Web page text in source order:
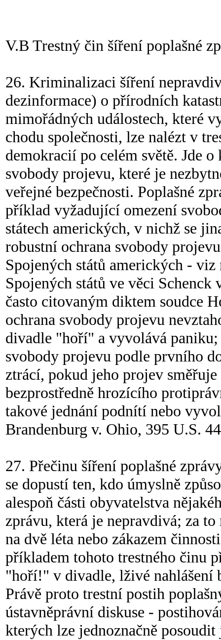
V.B Trestný čin šíření poplašné
26. Kriminalizaci šíření
dezinformace) o přírodních
mimořádných událostech, které
chodu společnosti, lze nalézt v
demokracií po celém světě. Jde
svobody projevu, které je
veřejné bezpečnosti. Poplašné
příklad vyžadující omezení
státech amerických, v nichž se
robustní ochrana svobody
Spojených států amerických -
Spojených států ve věci Schenck
často citovaným diktem soudce
ochrana svobody projevu
divadle "hoří" a vyvolává
svobody projevu podle prvního
ztrácí, pokud jeho projev
bezprostředně hrozícího
takové jednání podnítí nebo
Brandenburg v. Ohio, 395 U.S.
27. Přečinu šíření poplašné
se dopustí ten, kdo úmyslně
alespoň části obyvatelstva
zprávu, která je nepravdivá; za
na dvě léta nebo zákazem
příkladem tohoto trestného činu
"hoří!" v divadle, lživé nahlášení
Právě proto trestní postih
ústavněprávní diskuse -
kterých lze jednoznačně